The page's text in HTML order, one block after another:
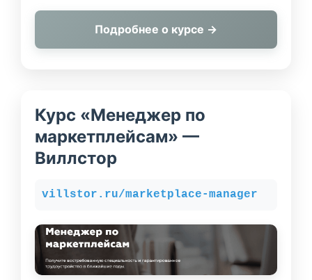
Подробнее о курсе →
Курс «Менеджер по
маркетплейсам» —
Виллстор
villstor.ru/marketplace-manager